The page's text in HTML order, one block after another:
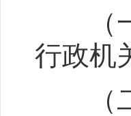
（一
行政机
（二